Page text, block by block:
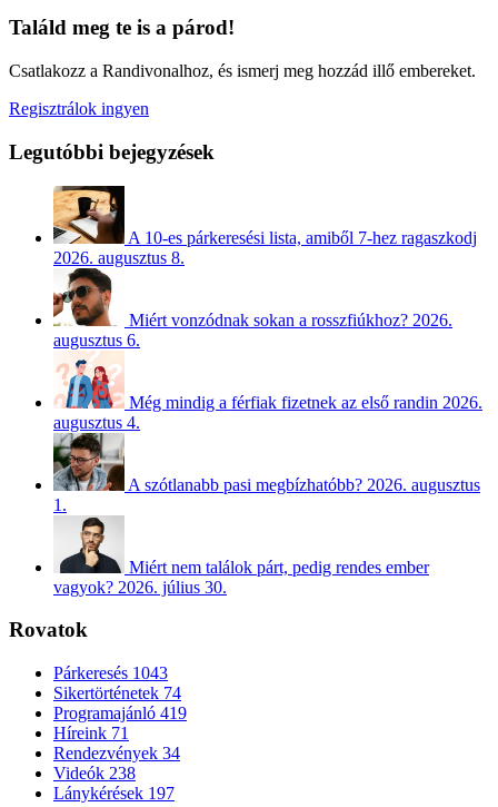
Találd meg te is a párod!
Csatlakozz a Randivonalhoz, és ismerj meg hozzád illő embereket.
Regisztrálok ingyen
Legutóbbi bejegyzések
A 10-es párkeresési lista, amiből 7-hez ragaszkodj
2026. augusztus 8.
Miért vonzódnak sokan a rosszfiúkhoz? 2026.
augusztus 6.
Még mindig a férfiak fizetnek az első randin 2026.
augusztus 4.
A szótlanabb pasi megbízhatóbb? 2026. augusztus
1.
Miért nem találok párt, pedig rendes ember
vagyok? 2026. július 30.
Rovatok
Párkeresés 1043
Sikertörténetek 74
Programajánló 419
Híreink 71
Rendezvények 34
Videók 238
Lánykérések 197